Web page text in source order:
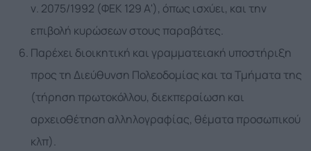
ν. 2075/1992 (ΦΕΚ 129 Α'), όπως ισχύει, και την
επιβολή κυρώσεων στους παραβάτες.
Παρέχει διοικητική και γραμματειακή υποστήριξη
προς τη Διεύθυνση Πολεοδομίας και τα Τμήματα της
(τήρηση πρωτοκόλλου, διεκπεραίωση και
αρχειοθέτηση αλληλογραφίας, θέματα προσωπικού
κλπ).